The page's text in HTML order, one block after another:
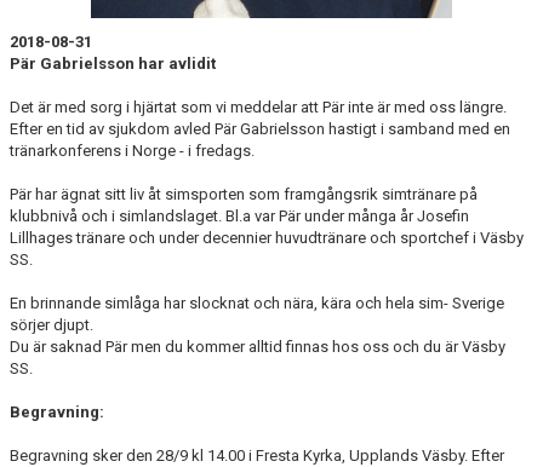
2018-08-31
Pär Gabrielsson har avlidit
Det är med sorg i hjärtat som vi meddelar att Pär inte är med oss längre.
Efter en tid av sjukdom avled Pär Gabrielsson hastigt i samband med en
tränarkonferens i Norge - i fredags.
Pär har ägnat sitt liv åt simsporten som framgångsrik simtränare på
klubbnivå och i simlandslaget. Bl.a var Pär under många år Josefin
Lillhages tränare och under decennier huvudtränare och sportchef i Väsby
SS.
En brinnande simlåga har slocknat och nära, kära och hela sim- Sverige
sörjer djupt.
Du är saknad Pär men du kommer alltid finnas hos oss och du är Väsby
SS.
Begravning:
Begravning sker den 28/9 kl 14.00 i Fresta Kyrka, Upplands Väsby. Efter